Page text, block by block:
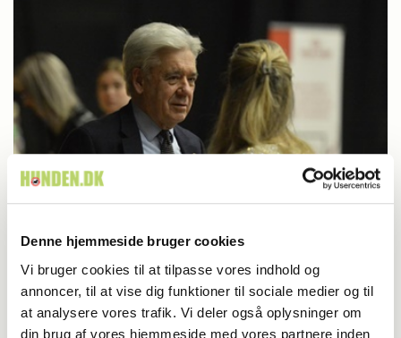
Denne hjemmeside bruger cookies
Vi bruger cookies til at tilpasse vores indhold og
annoncer, til at vise dig funktioner til sociale medier og til
at analysere vores trafik. Vi deler også oplysninger om
din brug af vores hjemmeside med vores partnere inden
Udstilling
Ulf: Lidt underligt at være her